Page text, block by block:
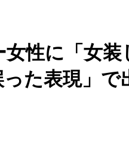
女性に「女
た表現」で